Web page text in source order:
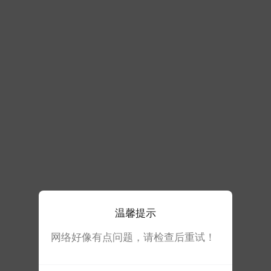
温馨提示
网络好像有点问题，请检查后重试！